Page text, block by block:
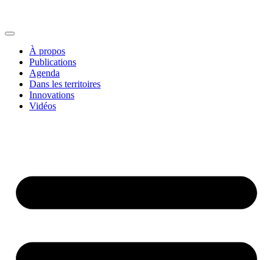
À propos
Publications
Agenda
Dans les territoires
Innovations
Vidéos